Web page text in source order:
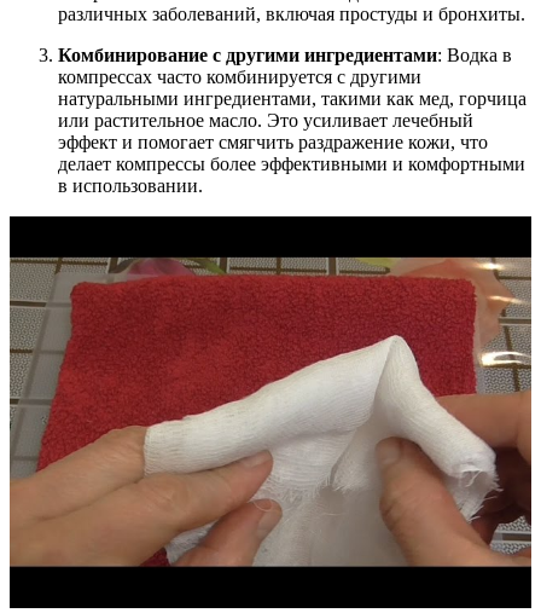
различных заболеваний, включая простуды и бронхиты.
Комбинирование с другими ингредиентами: Водка в
компрессах часто комбинируется с другими
натуральными ингредиентами, такими как мед, горчица
или растительное масло. Это усиливает лечебный
эффект и помогает смягчить раздражение кожи, что
делает компрессы более эффективными и комфортными
в использовании.